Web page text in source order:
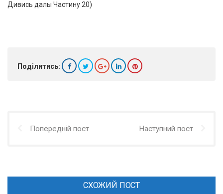
Дивись далы Частину 20)
Поділитись:
Попередній пост Наступний пост
СХОЖИЙ ПОСТ